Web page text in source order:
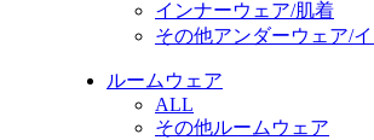
インナーウェア/肌着
その他アンダーウェア/
ルームウェア
ALL
その他ルームウェア